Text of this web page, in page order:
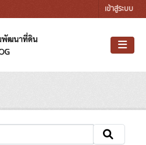
เข้าสู่ระบบ